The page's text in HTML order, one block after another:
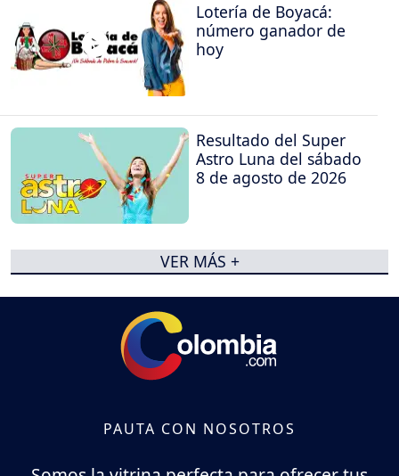
Lotería de Boyacá:
número ganador de
hoy
Resultado del Super
Astro Luna del sábado
8 de agosto de 2026
VER MÁS +
PAUTA CON NOSOTROS